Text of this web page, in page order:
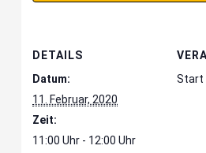
DETAILS
Datum:
11. Februar, 2020
Zeit:
11:00 Uhr - 12:00 Uhr
Start